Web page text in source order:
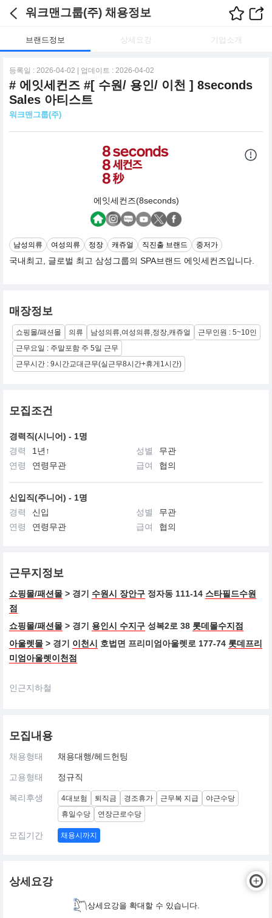
워크맨그룹(주) 채용정보
브랜드정보 상세요강 기업소개
등록일 : 2026-04-02 | 업데이트 : 2026-04-02
# 에잇세컨즈 #[ 수원/ 용인/ 이천 ] 8seconds
Sales 아티스트
워크맨그룹(주)
에잇세컨즈(8seconds)
남성의류 여성의류 정장 캐쥬얼 직진출 브랜드 중저가
국내최고, 글로벌 최고 삼성그룹의 SPA브랜드 에잇세컨즈입니다.
매장정보
쇼핑몰/패션몰 의류 남성의류,여성의류,정장,캐쥬얼
근무인원 : 5~10인
근무요일 : 주말포함 주 5일 근무
근무시간 : 9시간교대근무(실근무8시간+휴게1시간)
모집조건
경력직(시니어) - 1명
경력
1년↑ 성별
무관
연령
연령무관 급여 협의
신입직(주니어) - 1명
경력
신입 성별
무관
연령
연령무관 급여 협의
근무지정보
쇼핑몰/패션몰 > 경기 수원시 장안구 정자동 111-14 스타필드수원
점
쇼핑몰/패션몰 > 경기 용인시 수지구 성복2로 38 롯데몰수지점
아울렛몰 > 경기 이천시 호법면 프리미엄아울렛로 177-74 롯데프리
미엄아울렛이천점
인근지하철
모집내용
채용형태 채용대행/헤드헌팅
고용형태 정규직
복리후생 4대보험 퇴직금 경조휴가 근무복 지급
야근수당
휴일수당
연장근로수당
모집기간 채용시까지
상세요강
상세요강을 확대할 수 있습니다.